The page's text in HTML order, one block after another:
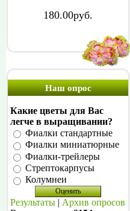
180.00руб.
Наш опрос
Какие цветы для Вас
легче в выращивании?
Фиалки стандартные
Фиалки миниатюрные
Фиалки-трейлеры
Стрептокарпусы
Колумнеи
Результаты
Архив опросов